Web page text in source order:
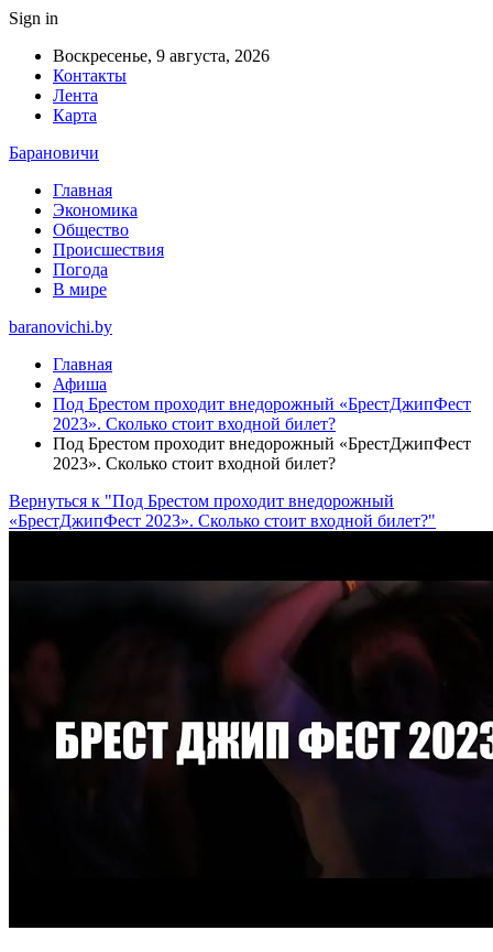
Sign in
Воскресенье, 9 августа, 2026
Контакты
Лента
Карта
Барановичи
Главная
Экономика
Общество
Происшествия
Погода
В мире
baranovichi.by
Главная
Афиша
Под Брестом проходит внедорожный «БрестДжипФест
2023». Сколько стоит входной билет?
Под Брестом проходит внедорожный «БрестДжипФест
2023». Сколько стоит входной билет?
Вернуться к "Под Брестом проходит внедорожный
«БрестДжипФест 2023». Сколько стоит входной билет?"